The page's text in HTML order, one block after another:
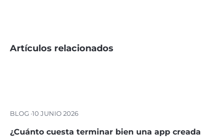
Artículos relacionados
BLOG ·10 JUNIO 2026
¿Cuánto cuesta terminar bien una app creada